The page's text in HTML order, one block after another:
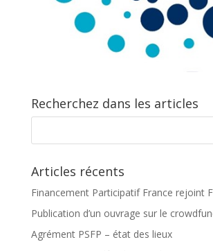
Recherchez dans les articles
Articles récents
Financement Participatif France rejoint
Publication d’un ouvrage sur le
Agrément PSFP – état des lieux